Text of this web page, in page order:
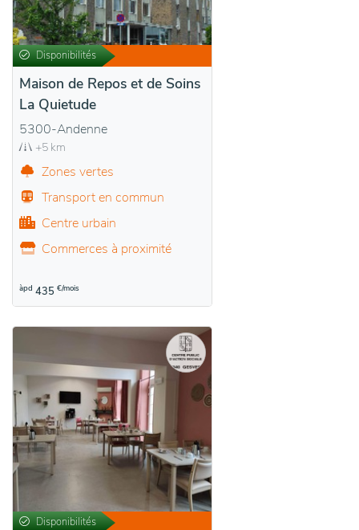
Disponibilités
Maison de Repos et de Soins
La Quietude
5300-Andenne
+5 km
Zones vertes
Transport en commun
Centre urbain
Commerces à proximité
àpd 435 €/mois
Disponibilités